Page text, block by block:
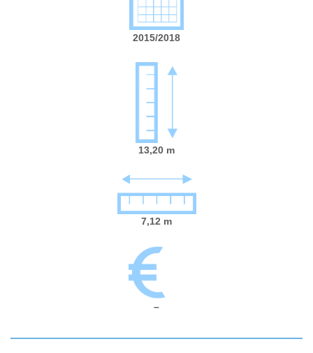
2015/2018
13,20 m
7,12 m
–